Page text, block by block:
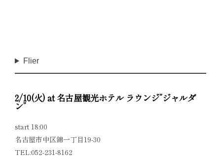
Flier
2/10(火) at 名古屋観光ホテル ラウンジ”ジャルダ
ン”
start 18:00
名古屋市中区錦一丁目19-30
TEL:052-231-8162